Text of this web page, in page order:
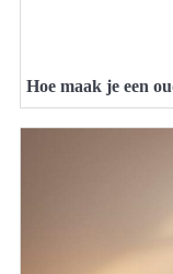
Hoe maak je een